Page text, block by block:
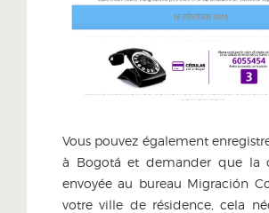
Vous pouvez également
à Bogotá et demander que la
envoyée au bureau Migración
votre ville de résidence, cela